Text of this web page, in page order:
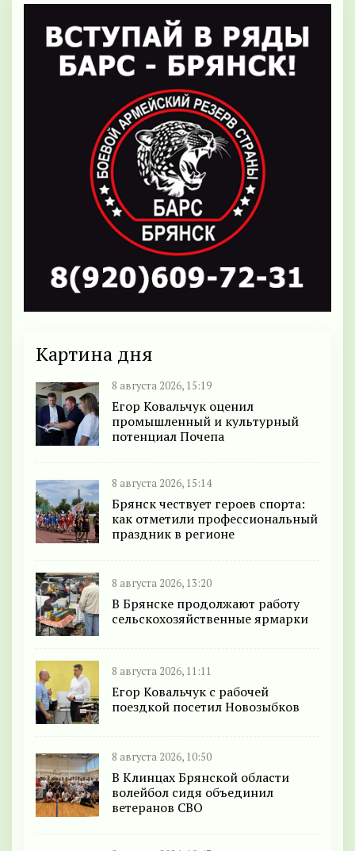
Картина дня
8 августа 2026, 15:19
Егор Ковальчук оценил
промышленный и культурный
потенциал Почепа
8 августа 2026, 15:14
Брянск чествует героев спорта:
как отметили профессиональный
праздник в регионе
8 августа 2026, 13:20
В Брянске продолжают работу
сельскохозяйственные ярмарки
8 августа 2026, 11:11
Егор Ковальчук с рабочей
поездкой посетил Новозыбков
8 августа 2026, 10:50
В Клинцах Брянской области
волейбол сидя объединил
ветеранов СВО